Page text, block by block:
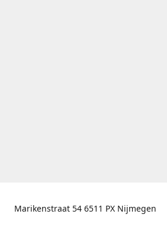
Marikenstraat 54 6511 PX Nijmegen